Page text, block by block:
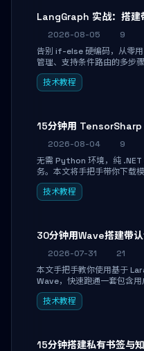
LangGraph 实战：搭
2026-08-05
9
告别 if-else 硬编码，从零
管理、支持条件路由的多步
决策、工具调用和持久化状
状态丢失等常见坑点。
技术教程
15分钟用 TensorSharp
2026-08-04
9
无需 Python 环境，纯 .NET
务。本文将手把手带你下载
兼容 API，并在 C# 业务代
搞定本地 LLM 部署。
技术教程
30分钟用Wave搭建带
2026-07-31
21
本文手把手教你使用基于
Wave，快速跑通一套包含
台管理的完整 SaaS 骨架。
业务页面开发实战，助你省
技术教程
15分钟搭建私有书签与